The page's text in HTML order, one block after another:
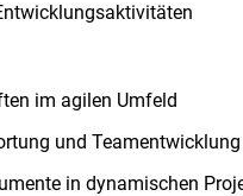
im agilen Umfeld
und Teamentwicklung
in dynamischen